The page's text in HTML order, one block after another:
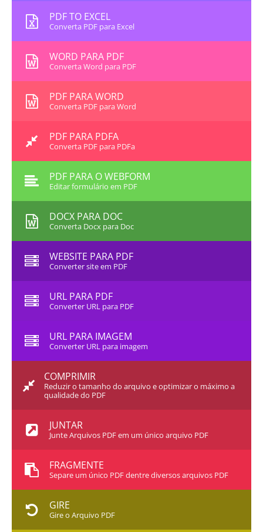
PDF TO EXCEL
Converta PDF para Excel
WORD PARA PDF
Converta Word para PDF
PDF PARA WORD
Converta PDF para Word
PDF PARA PDFA
Converta PDF para PDFa
PDF PARA O WEBFORM
Editar formulário em PDF
DOCX PARA DOC
Converta Docx para Doc
WEBSITE PARA PDF
Converter site em PDF
URL PARA PDF
Converter URL para PDF
URL PARA IMAGEM
Converter URL para imagem
COMPRIMIR
Reduzir o tamanho do arquivo e optimizar o máximo a
qualidade do PDF
JUNTAR
Junte Arquivos PDF em um único arquivo PDF
FRAGMENTE
Separe um único PDF dentre diversos arquivos PDF
GIRE
Gire o Arquivo PDF